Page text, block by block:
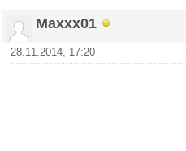
Maxxx01
28.11.2014, 17:20